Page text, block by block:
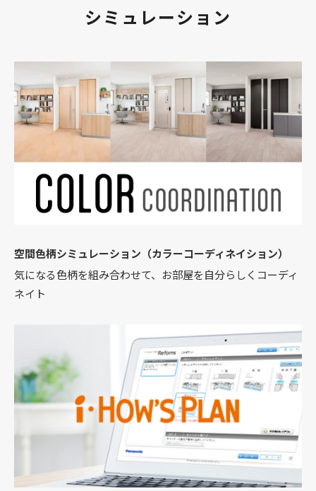
シミュレーション
空間色柄シミュレーション（カラーコーディネイション）
気になる色柄を組み合わせて、お部屋を自分らしくコーディ
ネイト